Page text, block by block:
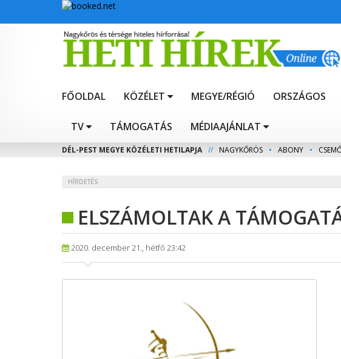
FŐOLDAL KÖZÉLET MEGYE/RÉGIÓ ORSZÁGOS
TV TÁMOGATÁS MÉDIAAJÁNLAT
DÉL-PEST MEGYE KÖZÉLETI HETILAPJA // NAGYKŐRÖS • ABONY •
HÍRDETÉS
ELSZÁMOLTAK A
2020. december 21., hétfő 23:42